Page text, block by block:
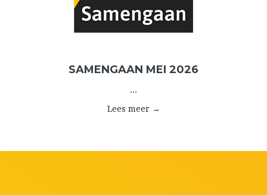
SAMENGAAN MEI 2026
...
Lees meer →